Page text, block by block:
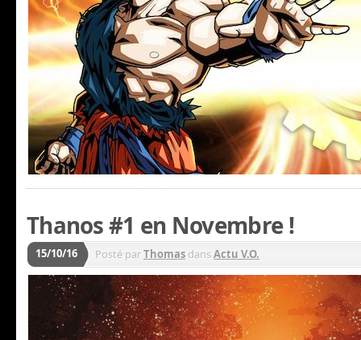
Thanos #1 en Novembre !
15/10/16 Posté parThomas dansActu V.O.